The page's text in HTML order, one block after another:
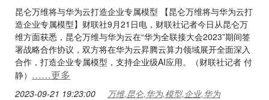
昆仑万维将与华为云打造企业专属模型 【昆仑万维将与华为云打
造企业专属模型】财联社9月21日电，财联社记者今日从昆仑万
维方面获悉，昆仑万维与华为云在“华为全联接大会2023”期间签
署战略合作协议，双方将在华为云昇腾云算力领域展开全面深入
合作，打造企业专属模型，支持企业级AI应用。（财联社记者 付
静） ……更多
2023-09-21 19:23:00 万维,昆仑,华为,模型,企业,华为